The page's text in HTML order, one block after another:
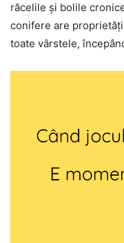
răcelile și bolile
conifere are
toate vârstele,